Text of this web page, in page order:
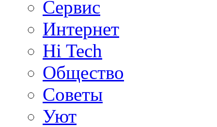
Сервис
Интернет
Hi Tech
Общество
Советы
Уют